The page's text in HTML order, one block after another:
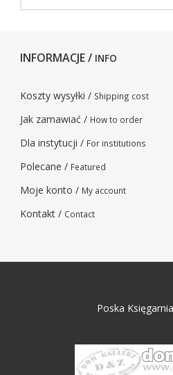
INFORMACJE / INFO
Koszty wysyłki / Shipping cost
Jak zamawiać / How to order
Dla instytucji / For institutions
Polecane / Featured
Moje konto / My account
Kontakt / Contact
Poska